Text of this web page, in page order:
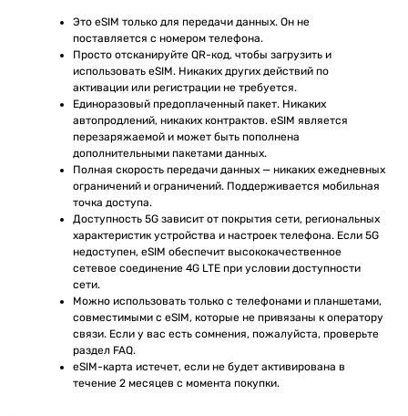
Это eSIM только для передачи данных. Он не
поставляется с номером телефона.
Просто отсканируйте QR-код, чтобы загрузить и
использовать eSIM. Никаких других действий по
активации или регистрации не требуется.
Единоразовый предоплаченный пакет. Никаких
автопродлений, никаких контрактов. eSIM является
перезаряжаемой и может быть пополнена
дополнительными пакетами данных.
Полная скорость передачи данных — никаких ежедневных
ограничений и ограничений. Поддерживается мобильная
точка доступа.
Доступность 5G зависит от покрытия сети, региональных
характеристик устройства и настроек телефона. Если 5G
недоступен, eSIM обеспечит высококачественное
сетевое соединение 4G LTE при условии доступности
сети.
Можно использовать только с телефонами и планшетами,
совместимыми с eSIM, которые не привязаны к оператору
связи. Если у вас есть сомнения, пожалуйста, проверьте
раздел FAQ.
eSIM-карта истечет, если не будет активирована в
течение 2 месяцев с момента покупки.